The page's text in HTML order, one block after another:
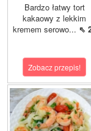
Bardzo łatwy tort
kakaowy z lekkim
kremem serowo... ⇖
Zobacz przepis!